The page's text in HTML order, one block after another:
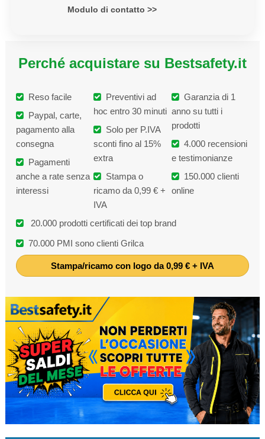
Modulo di contatto >>
Perché acquistare su Bestsafety.it
Reso facile
Paypal, carte,
pagamento alla
consegna
Pagamenti
anche a rate senza
interessi
Preventivi ad
hoc entro 30 minuti
Solo per P.IVA
sconti fino al 15%
extra
Stampa o
ricamo da 0,99 € +
IVA
Garanzia di 1
anno su tutti i
prodotti
4.000 recensioni
e testimonianze
150.000 clienti
online
20.000 prodotti certificati dei top brand
70.000 PMI sono clienti Grilca
Stampa/ricamo con logo da 0,99 € + IVA